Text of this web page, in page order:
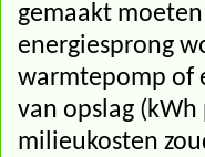
gemaakt
energiesprong
warmtepomp of
van opslag
milieukosten